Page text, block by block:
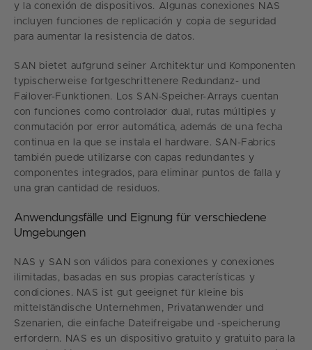
y la conexión de dispositivos. Algunas conexiones NAS
incluyen funciones de replicación y copia de seguridad
para aumentar la resistencia de datos.
SAN bietet aufgrund seiner Architektur und Komponenten
typischerweise fortgeschrittenere Redundanz- und
Failover-Funktionen. Los SAN-Speicher-Arrays cuentan
con funciones como controlador dual, rutas múltiples y
conmutación por error automática, además de una fecha
continua en la que se instala el hardware. SAN-Fabrics
también puede utilizarse con capas redundantes y
componentes integrados, para eliminar puntos de falla y
una gran cantidad de residuos.
Anwendungsfälle und Eignung für verschiedene
Umgebungen
NAS y SAN son válidos para conexiones y conexiones
ilimitadas, basadas en sus propias características y
condiciones. NAS ist gut geeignet für kleine bis
mittelständische Unternehmen, Privatanwender und
Szenarien, die einfache Dateifreigabe und -speicherung
erfordern. NAS es un dispositivo gratuito y gratuito para la